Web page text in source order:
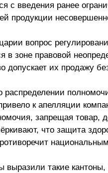
с введения ранее
продукции
вопрос
в зоне правовой
допускает их продажу
распределении
к апелляции
запрещая
что защита
такие кантоны,